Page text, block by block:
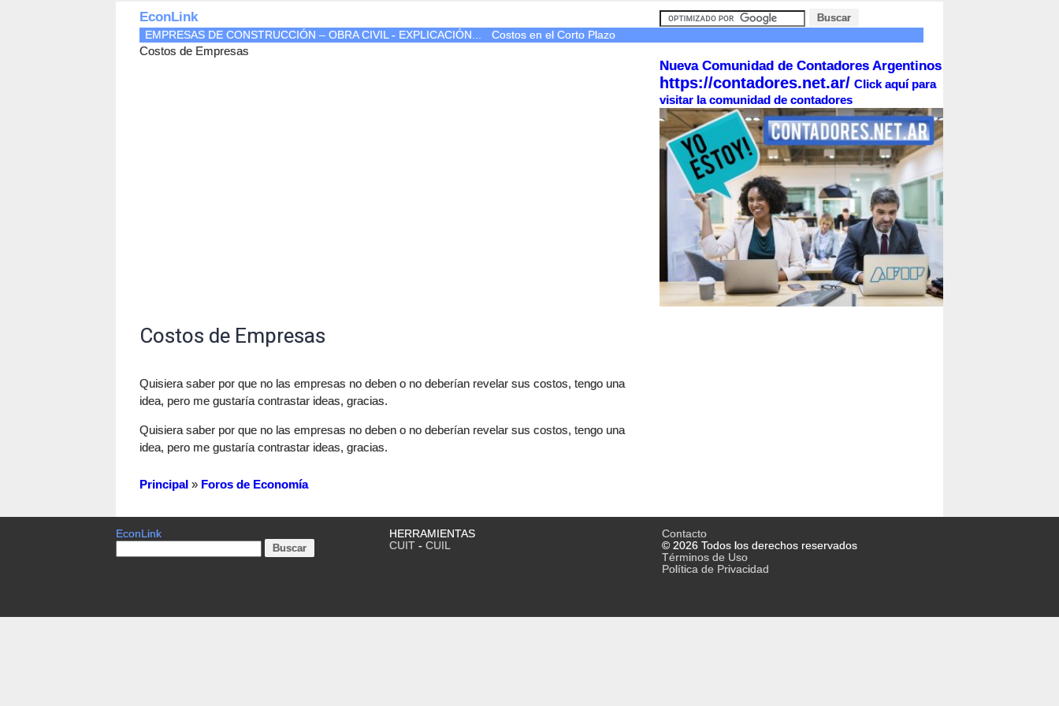
EconLink
EMPRESAS DE CONSTRUCCIÓN – OBRA CIVIL - EXPLICACIÓN... Costos en el Corto Plazo
Costos de Empresas
Costos de Empresas
Quisiera saber por que no las empresas no deben o no deberían revelar sus costos, tengo una
idea, pero me gustaría contrastar ideas, gracias.
Quisiera saber por que no las empresas no deben o no deberían revelar sus costos, tengo una
idea, pero me gustaría contrastar ideas, gracias.
Principal » Foros de Economía
Nueva Comunidad de Contadores Argentinos
https://contadores.net.ar/ Click aquí para
visitar la comunidad de contadores
EconLink
HERRAMIENTAS
CUIT- CUIL
Contacto
© 2026 Todos los derechos reservados
Términos de Uso
Política de Privacidad